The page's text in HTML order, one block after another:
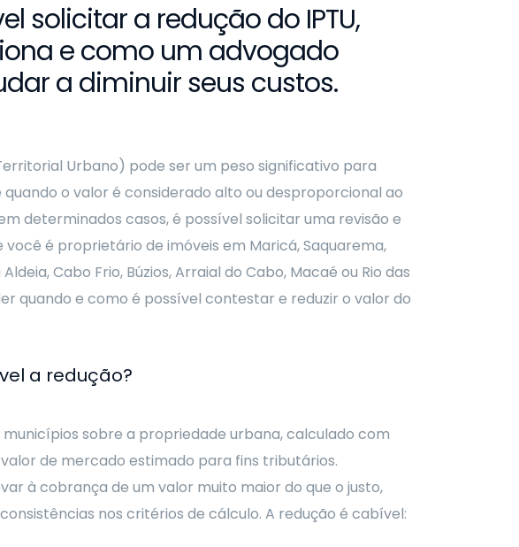
solicitar a redução do IPTU,
e como um advogado
a diminuir seus custos.
Urbano) pode ser um peso significativo para
o valor é considerado alto ou desproporcional ao
determinados casos, é possível solicitar uma revisão e
é proprietário de imóveis em Maricá, Saquarema,
Cabo Frio, Búzios, Arraial do Cabo, Macaé ou Rio das
quando e como é possível contestar e reduzir o valor do
a redução?
sobre a propriedade urbana, calculado com
de mercado estimado para fins tributários.
à cobrança de um valor muito maior do que o justo,
nos critérios de cálculo. A redução é cabível: